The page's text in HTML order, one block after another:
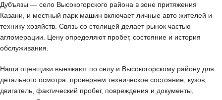
Дубъязы — село Высокогорского района в зоне притяжения
Казани, и местный парк машин включает личные авто жителей и
технику хозяйств. Связь со столицей делает рынок частью
агломерации. Цену определяют пробег, состояние и история
обслуживания.
Наши оценщики выезжают по селу и Высокогорскому району для
детального осмотра: проверяем техническое состояние, кузов,
двигатель, фактический пробег, повреждения и документы,